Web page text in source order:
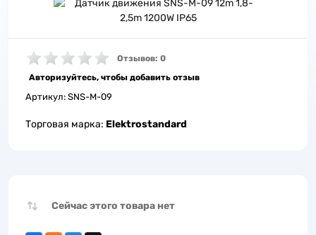
Отзывов: 0
Авторизуйтесь, чтобы добавить отзыв
Артикул: SNS-M-09
Торговая марка: Elektrostandard
Сейчас этого товара нет